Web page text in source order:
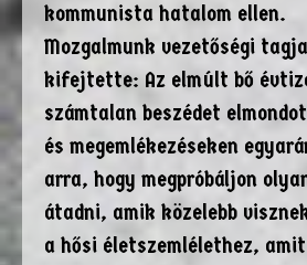
kommunista hatalom ellen.
Mozgalmunk vezetőségi
kifejtette: Az elmúlt bő
számtalan beszédet
és megemlékezéseken
arra, hogy megpróbáljon
átadni, amik közelebb
a hősi életszemlélethez,